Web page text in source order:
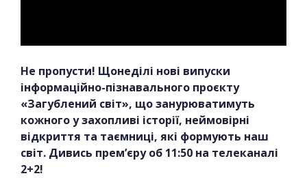
Не пропусти! Щонеділі нові випуски
інформаційно-пізнавального проєкту
«Загублений світ», що занурюватимуть
кожного у захопливі історії, неймовірні
відкриття та таємниці, які формують наш
світ. Дивись прем’єру об 11:50 на телеканалі
2+2!